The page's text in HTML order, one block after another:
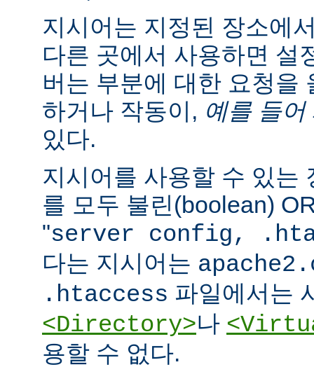
지시어는 지정된 장소에
다른 곳에서 사용하면 설
버는 부분에 대한 요청을
하거나 작동이, 예를 들어
있다.
지시어를 사용할 수 있는
를 모두 불린(boolean)
"server config,
다는 지시어는
.htaccess 파일에서는
<Directory>나
용할 수 없다.